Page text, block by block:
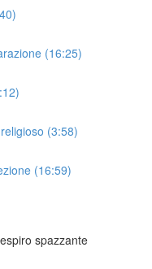
(16:25)
(3:58)
(16:59)
spazzante